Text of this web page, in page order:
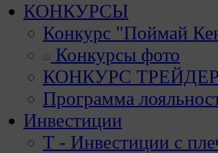
КОНКУРСЫ
Конкурс "Поймай
Конкурсы фото
КОНКУРС
Программа
Инвестиции
Т - Инвестиции с